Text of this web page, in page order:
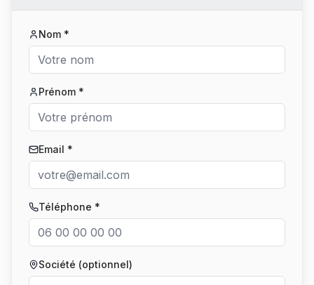
Nom *
Prénom *
Email *
Téléphone *
Société (optionnel)